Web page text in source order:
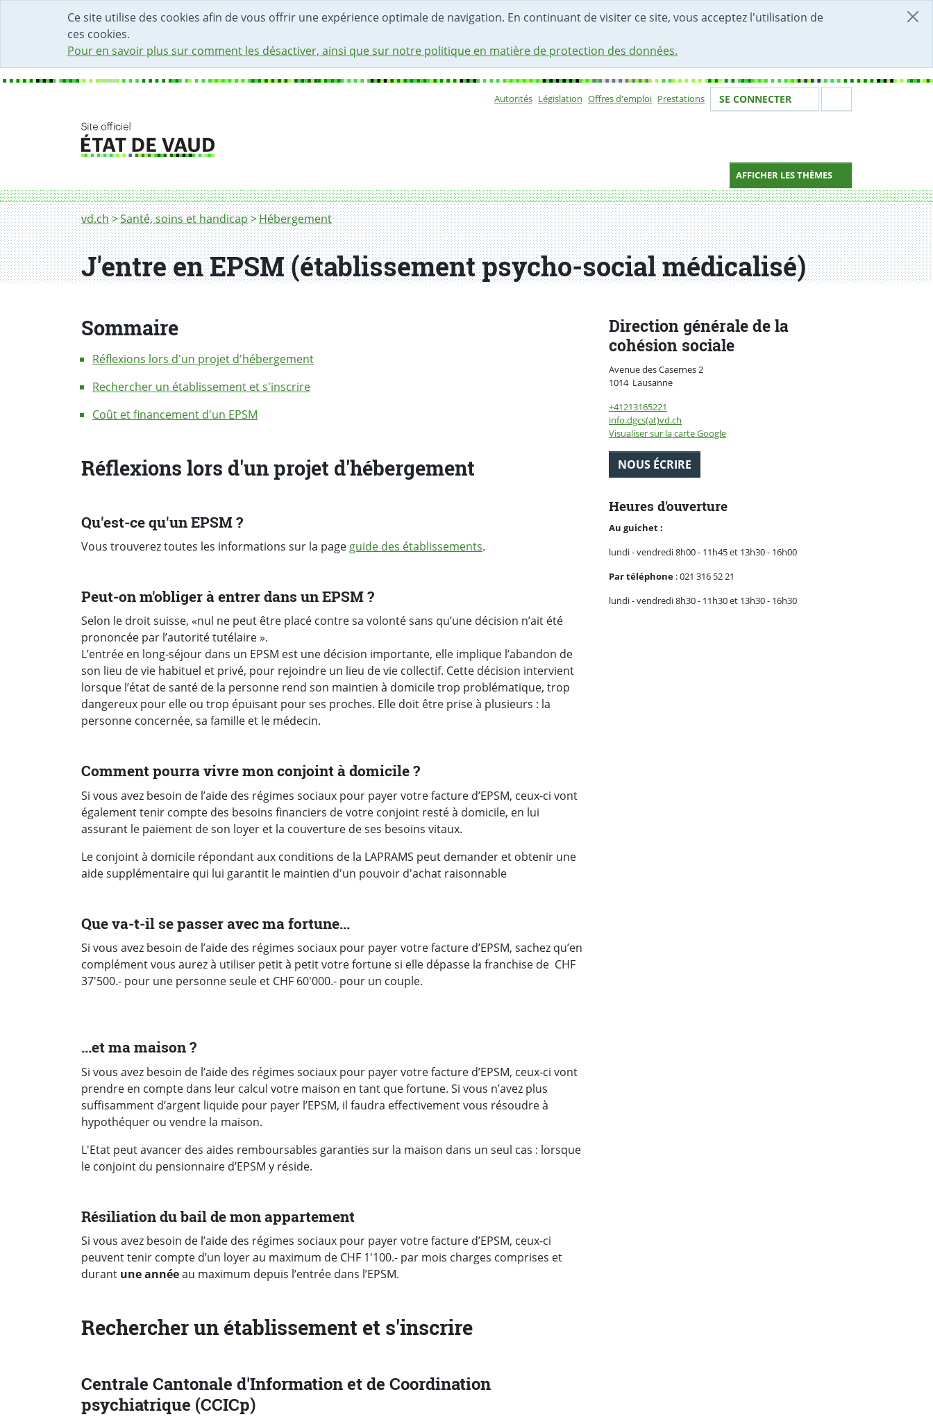
Ce site utilise des cookies afin de vous offrir une expérience optimale de navigation. En continuant de visiter ce site, vous acceptez l'utilisation de
ces cookies.
Pour en savoir plus sur comment les désactiver, ainsi que sur notre politique en matière de protection des données.
DÉBUT DU CONTENU DE LA PAGE
ACCÈS AU CHAMP DE RECHERCHE
PAGE D'ACCUEIL
FORMULAIRE DE CONTACT
Autorités Législation Offres d'emploi Prestations Votre identité
SE CONNECTER
AFFICHER LES THÈMES
Fil d'Ariane
vd.ch Santé, soins et handicap Hébergement
J'entre en EPSM (établissement psycho-social médicalisé)
J'entre en EPSM (établissement psycho-social médicalisé)
Sommaire
Réflexions lors d'un projet d'hébergement
Rechercher un établissement et s'inscrire
Coût et financement d'un EPSM
Réflexions lors d'un projet d'hébergement
Qu'est-ce qu'un EPSM ?
Vous trouverez toutes les informations sur la page guide des établissements.
Peut-on m'obliger à entrer dans un EPSM ?
Selon le droit suisse, «nul ne peut être placé contre sa volonté sans qu’une décision n’ait été
prononcée par l’autorité tutélaire ».
L’entrée en long-séjour dans un EPSM est une décision importante, elle implique l’abandon de
son lieu de vie habituel et privé, pour rejoindre un lieu de vie collectif. Cette décision intervient
lorsque l’état de santé de la personne rend son maintien à domicile trop problématique, trop
dangereux pour elle ou trop épuisant pour ses proches. Elle doit être prise à plusieurs : la
personne concernée, sa famille et le médecin.
Comment pourra vivre mon conjoint à domicile ?
Si vous avez besoin de l’aide des régimes sociaux pour payer votre facture d’EPSM, ceux-ci vont
également tenir compte des besoins financiers de votre conjoint resté à domicile, en lui
assurant le paiement de son loyer et la couverture de ses besoins vitaux.
Le conjoint à domicile répondant aux conditions de la LAPRAMS peut demander et obtenir une
aide supplémentaire qui lui garantit le maintien d'un pouvoir d'achat raisonnable
Que va-t-il se passer avec ma fortune...
Si vous avez besoin de l’aide des régimes sociaux pour payer votre facture d’EPSM, sachez qu’en
complément vous aurez à utiliser petit à petit votre fortune si elle dépasse la franchise de CHF
37'500.- pour une personne seule et CHF 60'000.- pour un couple.
...et ma maison ?
Si vous avez besoin de l’aide des régimes sociaux pour payer votre facture d’EPSM, ceux-ci vont
prendre en compte dans leur calcul votre maison en tant que fortune. Si vous n’avez plus
suffisamment d’argent liquide pour payer l’EPSM, il faudra effectivement vous résoudre à
hypothéquer ou vendre la maison.
L'Etat peut avancer des aides remboursables garanties sur la maison dans un seul cas : lorsque
le conjoint du pensionnaire d’EPSM y réside.
Résiliation du bail de mon appartement
Si vous avez besoin de l’aide des régimes sociaux pour payer votre facture d’EPSM, ceux-ci
peuvent tenir compte d’un loyer au maximum de CHF 1'100.- par mois charges comprises et
durant une annéeau maximum depuis l’entrée dans l’EPSM.
Rechercher un établissement et s'inscrire
Centrale Cantonale d'Information et de Coordination
psychiatrique (CCICp)
Direction générale de la
cohésion sociale
Avenue des Casernes 2
1014 LausanneSuisse
+41213165221
info.dgcs(at)vd.ch
Visualiser sur la carte Google
NOUS ÉCRIRE
Heures d'ouverture
Au guichet :
lundi - vendredi 8h00 - 11h45 et 13h30 - 16h00
Par téléphone : 021 316 52 21
lundi - vendredi 8h30 - 11h30 et 13h30 - 16h30